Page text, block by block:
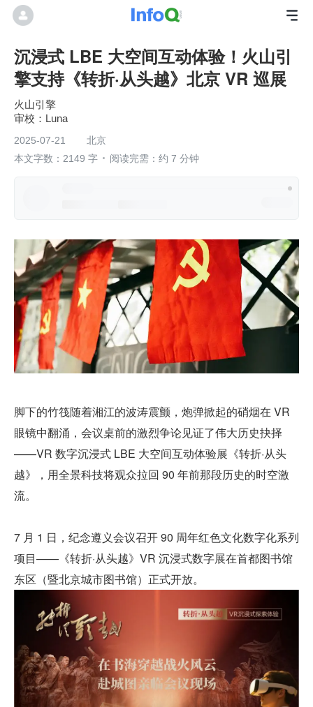
沉浸式 LBE 大空间互动体验！火山引
擎支持《转折·从头越》北京 VR 巡展
火山引擎
Luna
2025-07-21
北京
本文字数：2149 字
阅读完需：约 7 分钟
脚下的竹筏随着湘江的波涛震颤，炮弹掀起的硝烟在 VR
眼镜中翻涌，会议桌前的激烈争论见证了伟大历史抉择
——VR 数字沉浸式 LBE 大空间互动体验展《转折·从头
越》，用全景科技将观众拉回 90 年前那段历史的时空激
流。
7 月 1 日，纪念遵义会议召开 90 周年红色文化数字化系列
项目——《转折·从头越》VR 沉浸式数字展在首都图书馆
东区（暨北京城市图书馆）正式开放。